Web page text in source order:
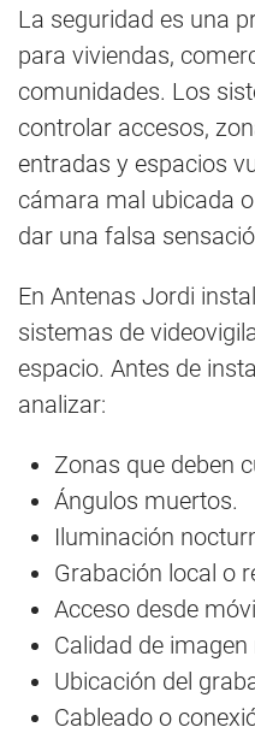
La seguridad es una
para viviendas,
comunidades. Los
controlar accesos,
entradas y espacios
cámara mal ubicada
dar una falsa
En Antenas Jordi
sistemas de
espacio. Antes de
analizar:
Zonas que deben
Ángulos muertos.
Iluminación
Grabación local o
Acceso desde
Calidad de imagen
Ubicación del
Cableado o